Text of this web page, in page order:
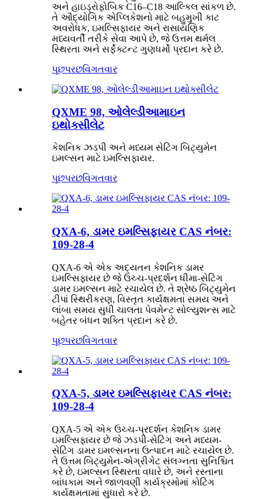
અને હાઇડ્રોફોબિક C16–C18 આલ્કિલ સાંકળ છે.
તે ઔદ્યોગિક એપ્લિકેશનો માટે બહુમુખી કાટ
અવરોધક, ઇમલ્સિફાયર અને રાસાયણિક
મધ્યવર્તી તરીકે સેવા આપે છે, જે ઉત્તમ થર્મલ
સ્થિરતા અને સર્ફેક્ટન્ટ ગુણધર્મો પ્રદાન કરે છે.
પૂછપરછવિગતવાર
QXME 98, ઓલેલ્ડીઆમાઇન
ઇથોક્સીલેટ
કેશનિક ઝડપી અને મધ્યમ સેટિંગ બિટ્યુમેન
ઇમલ્સન માટે ઇમલ્સિફાયર.
પૂછપરછવિગતવાર
QXA-6, ડામર ઇમલ્સિફાયર CAS નંબર:
109-28-4
QXA-6 એ એક અદ્યતન કેશનિક ડામર
ઇમલ્સિફાયર છે જે ઉચ્ચ-પ્રદર્શન ધીમા-સેટિંગ
ડામર ઇમલ્સન માટે રચાયેલ છે. તે શ્રેષ્ઠ બિટ્યુમેન
ટીપાં સ્થિરીકરણ, વિસ્તૃત કાર્યક્ષમતા સમય અને
લાંબા સમય સુધી ચાલતા પેવમેન્ટ સોલ્યુશન્સ માટે
બહેતર બંધન શક્તિ પ્રદાન કરે છે.
પૂછપરછવિગતવાર
QXA-5, ડામર ઇમલ્સિફાયર CAS નંબર:
109-28-4
QXA-5 એ એક ઉચ્ચ-પ્રદર્શન કેશનિક ડામર
ઇમલ્સિફાયર છે જે ઝડપી-સેટિંગ અને મધ્યમ-
સેટિંગ ડામર ઇમલ્સનના ઉત્પાદન માટે રચાયેલ છે.
તે ઉત્તમ બિટ્યુમેન-એગ્રીગેટ સંલગ્નતા સુનિશ્ચિત
કરે છે, ઇમલ્સન સ્થિરતા વધારે છે, અને રસ્તાના
બાંધકામ અને જાળવણી કાર્યક્રમોમાં કોટિંગ
કાર્યક્ષમતામાં સુધારો કરે છે.